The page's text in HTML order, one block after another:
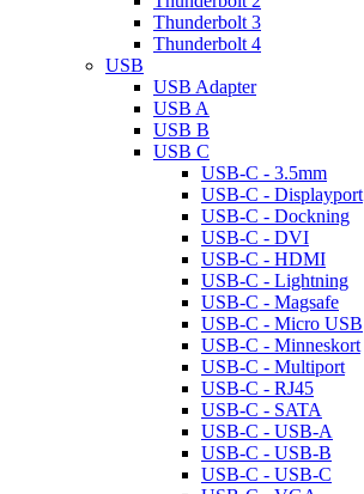
Thunderbolt 3
Thunderbolt 4
USB
USB Adapter
USB A
USB B
USB C
USB-C - 3.5mm
USB-C - Displayport
USB-C - Dockning
USB-C - DVI
USB-C - HDMI
USB-C - Lightning
USB-C - Magsafe
USB-C - Micro USB
USB-C - Minneskort
USB-C - Multiport
USB-C - RJ45
USB-C - SATA
USB-C - USB-A
USB-C - USB-B
USB-C - USB-C